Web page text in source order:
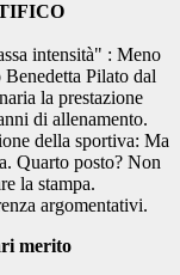
intensità" : Meno
Pilato dal
la prestazione
di allenamento.
della sportiva: Ma
Quarto posto? Non
la stampa.
argomentativi.
merito